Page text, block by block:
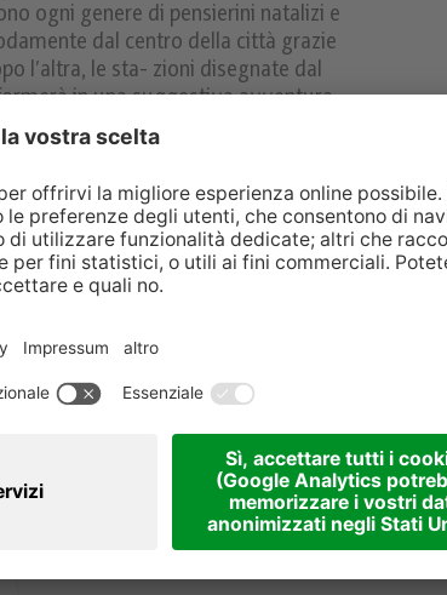
ogni genere di pensierini natalizi e
dal centro della città grazie
l’altra, le sta- zioni disegnate dal
in una suggestiva avventura.
(fino al 21/12)